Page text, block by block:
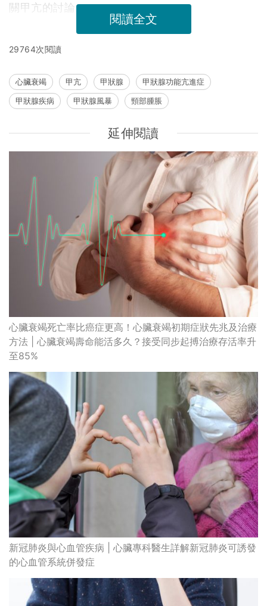
關甲亢的討論。
閱讀全文
29764次閱讀
心臟衰竭 甲亢 甲狀腺
甲狀腺功能亢進症
甲狀腺疾病
甲狀腺風暴 頸部腫脹
延伸閱讀
心臟衰竭死亡率比癌症更高！心臟衰竭初期症狀先兆及治療
方法 | 心臟衰竭壽命能活多久？接受同步起搏治療存活率升
至85%
新冠肺炎與心血管疾病 | 心臟專科醫生詳解新冠肺炎可誘發
的心血管系統併發症